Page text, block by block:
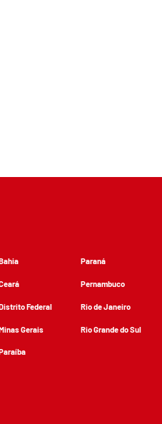
Federal
Gerais
Paraná
Pernambuco
Rio de Janeiro
Rio Grande do Sul